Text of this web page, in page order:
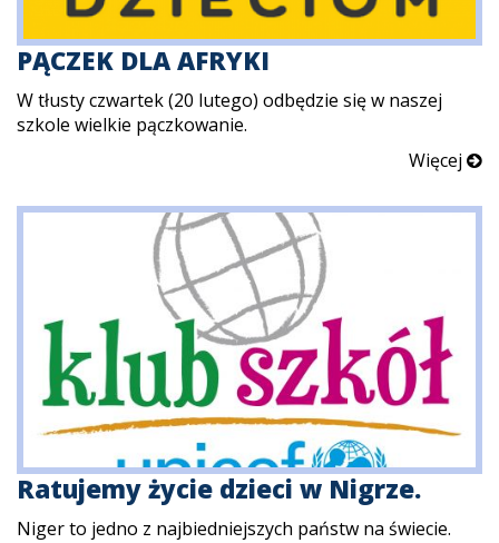
PĄCZEK DLA AFRYKI
W tłusty czwartek (20 lutego) odbędzie się w naszej
szkole wielkie pączkowanie.
Więcej
Ratujemy życie dzieci w Nigrze.
Niger to jedno z najbiedniejszych państw na świecie.